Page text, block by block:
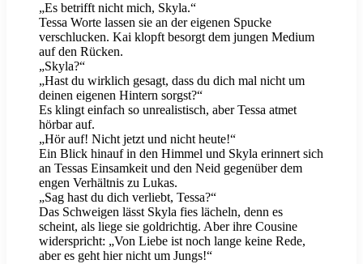
„Es betrifft nicht mich, Skyla.“
Tessa Worte lassen sie an der eigenen Spucke
verschlucken. Kai klopft besorgt dem jungen Medium
auf den Rücken.
„Skyla?“
„Hast du wirklich gesagt, dass du dich mal nicht um
deinen eigenen Hintern sorgst?“
Es klingt einfach so unrealistisch, aber Tessa atmet
hörbar auf.
„Hör auf! Nicht jetzt und nicht heute!“
Ein Blick hinauf in den Himmel und Skyla erinnert sich
an Tessas Einsamkeit und den Neid gegenüber dem
engen Verhältnis zu Lukas.
„Sag hast du dich verliebt, Tessa?“
Das Schweigen lässt Skyla fies lächeln, denn es
scheint, als liege sie goldrichtig. Aber ihre Cousine
widerspricht: „Von Liebe ist noch lange keine Rede,
aber es geht hier nicht um Jungs!“